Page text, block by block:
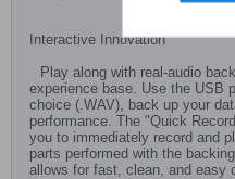
Interactive Innovation
Play along with real-audio
experience base. Use the USB
choice (.WAV), back up your
performance. The "Quick
you to immediately record and
parts performed with the
allows for fast, clean, and easy